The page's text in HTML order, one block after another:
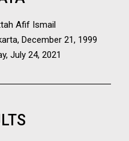
Afif Ismail
December 21, 1999
July 24, 2021